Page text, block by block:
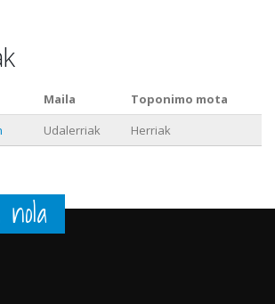
Maila
Toponimo mota
Udalerriak Herriak